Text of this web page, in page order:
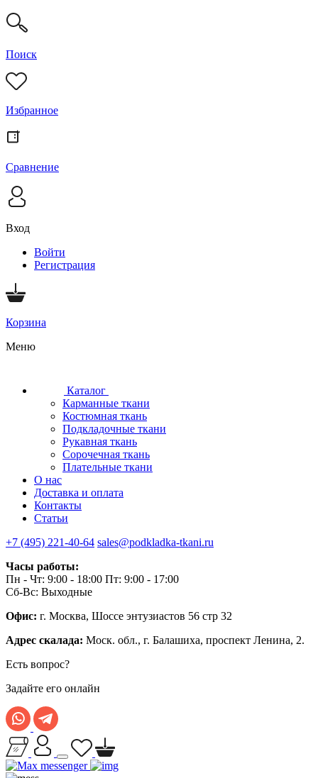
Поиск
Избранное
Сравнение
Вход
Войти
Регистрация
Корзина
Меню
Каталог
Карманные ткани
Костюмная ткань
Подкладочные ткани
Рукавная ткань
Сорочечная ткань
Плательные ткани
О нас
Доставка и оплата
Контакты
Статьи
+7 (495) 221-40-64 sales@podkladka-tkani.ru
Часы работы:
Пн - Чт: 9:00 - 18:00 Пт: 9:00 - 17:00
Сб-Вс: Выходные
Офис: г. Москва, Шоссе энтузиастов 56 стр 32
Адрес скалада: Моск. обл., г. Балашиха, проспект Ленина, 2.
Есть вопрос?
Задайте его онлайн